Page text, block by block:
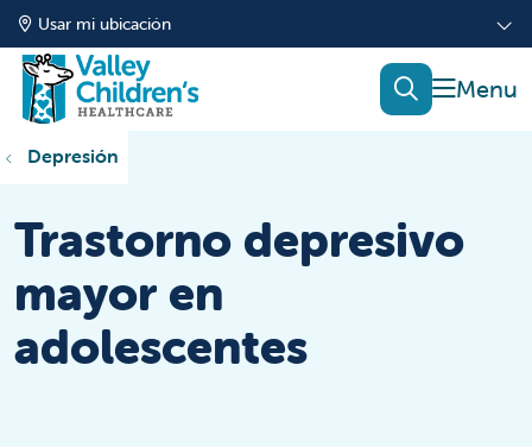
Usar mi ubicación
mostrar
buscar
Depresión
Trastorno depresivo
mayor en
adolescentes